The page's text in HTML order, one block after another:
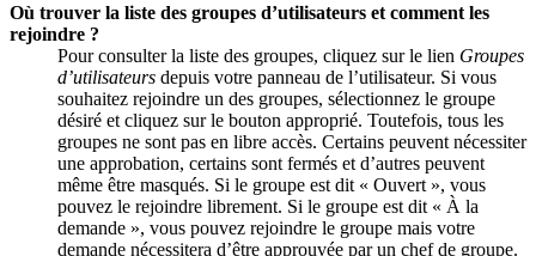
Où trouver la liste des groupes d’utilisateurs et comment les
rejoindre ?
Pour consulter la liste des groupes, cliquez sur le lien Groupes
d’utilisateurs depuis votre panneau de l’utilisateur. Si vous
souhaitez rejoindre un des groupes, sélectionnez le groupe
désiré et cliquez sur le bouton approprié. Toutefois, tous les
groupes ne sont pas en libre accès. Certains peuvent nécessiter
une approbation, certains sont fermés et d’autres peuvent
même être masqués. Si le groupe est dit « Ouvert », vous
pouvez le rejoindre librement. Si le groupe est dit « À la
demande », vous pouvez rejoindre le groupe mais votre
demande nécessitera d’être approuvée par un chef de groupe.